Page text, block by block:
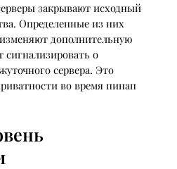
закрывают исходный
Определенные из них
дополнительную
о
сервера. Это
во время пинап